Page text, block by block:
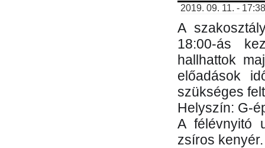
2019. 09. 11. -
A
18:00-ás
hallhattok
előadások
szükséges
Helyszín: G-
A félévnyitó
zsíros kenyér.